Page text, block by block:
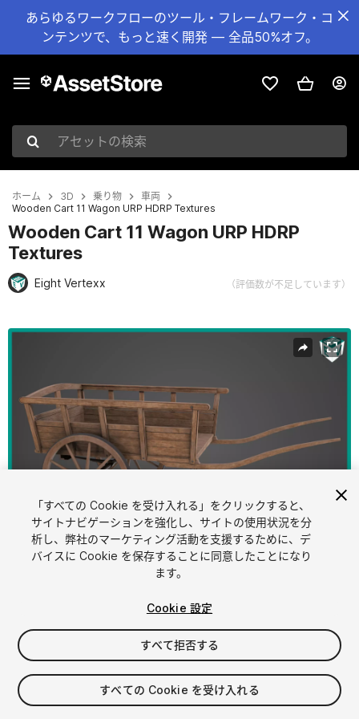
あらゆるワークフローのツール・フレームワーク・コ
ンテンツで、もっと速く開発 — 全品50%オフ。
アセットの検索
ホーム 3D 乗り物
車両
Wooden Cart 11 Wagon URP HDRP Textures
Wooden Cart 11 Wagon URP HDRP
Textures
Eight Vertexx （評価数が不足しています）
現在のスライド：1 / 22
1/22
$24.40
消費税は決済時に計算されます
「すべての Cookie を受け入れる」をクリックすると、
サイトナビゲーションを強化し、サイトの使用状況を分
析し、弊社のマーケティング活動を支援するために、デ
バイスに Cookie を保存することに同意したことになり
ます。
Cookie 設定
すべて拒否する
すべての Cookie を受け入れる